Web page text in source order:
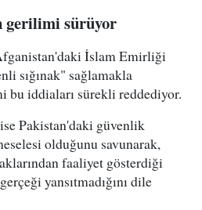
gerilimi sürüyor
İslam Emirliği
sığınak" sağlamakla
bu iddiaları sürekli reddediyor.
Pakistan'daki güvenlik
olduğunu savunarak,
faaliyet gösterdiği
yansıtmadığını dile